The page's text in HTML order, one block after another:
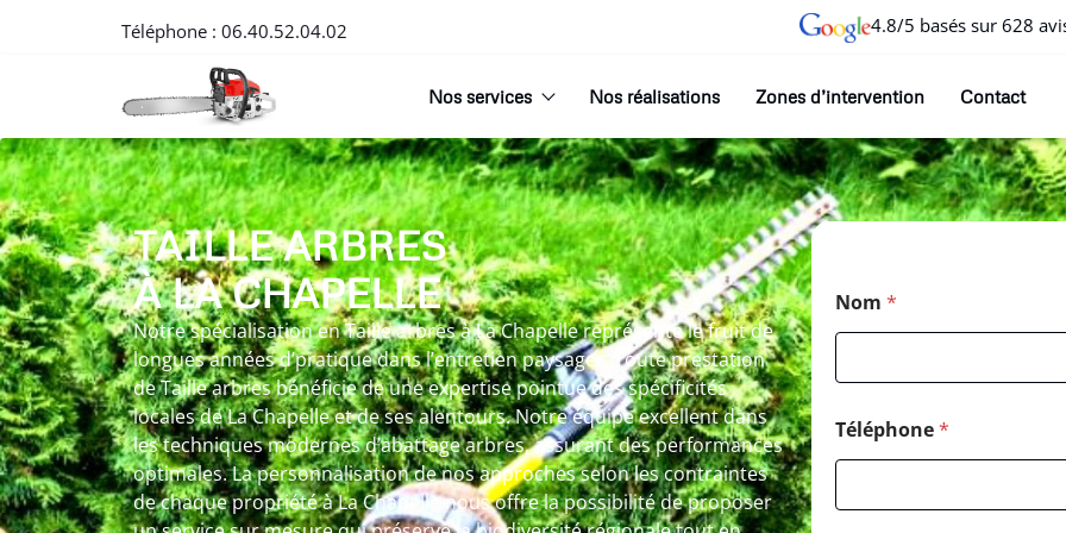
Téléphone : 06.40.52.04.02 4.8/5 basés sur 628
Nos services Nos réalisations Zones d’intervention Contact
TAILLE ARBRES
À LA CHAPELLE
Notre spécialisation en Taille arbres à La Chapelle représente le fruit de
longues années d’pratique dans l’entretien paysager. Toute prestation
de Taille arbres bénéficie de une expertise pointue des spécificités
locales de La Chapelle et de ses alentours. Notre équipe excellent dans
les techniques modernes d’abattage arbres, assurant des performances
optimales. La personnalisation de nos approches selon les contraintes
de chaque propriété à La Chapelle nous offre la possibilité de proposer
Nom *
Téléphone*